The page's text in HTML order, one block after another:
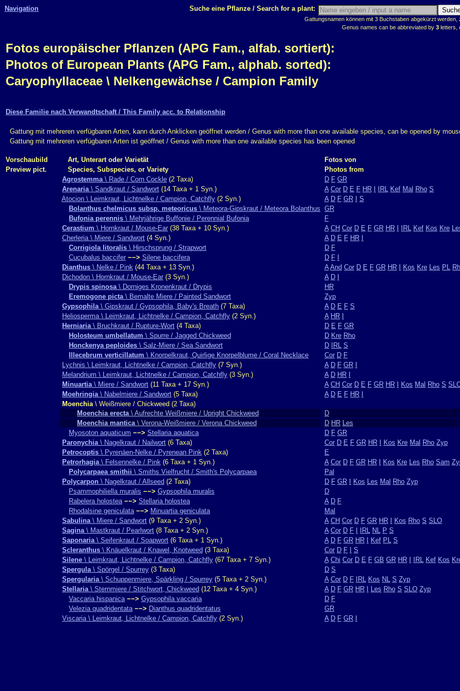
Navigation Suche eine Pflanze / Search for a plant:
Gattungsnamen können mit 3 Buchstaben abgekürzt werden,
Genus names can be abbreviated by 3 letters,
Fotos europäischer Pflanzen (APG Fam., alfab. sortiert):
Photos of European Plants (APG Fam., alphab. sorted):
Caryophyllaceae \ Nelkengewächse / Campion Family
Diese Familie nach Verwandtschaft / This Family acc. to Relationship
Gattung mit mehreren verfügbaren Arten, kann durch Anklicken geöffnet werden / Genus with more than one available species, can be opened by
Gattung mit mehreren verfügbaren Arten ist geöffnet / Genus with more than one available species has been opened
Vorschaubild Art, Unterart oder Varietät
Fotos von
Preview pict.
Species, Subspecies, or Variety
Photos from
Agrostemma\ Rade / Corn Cockle (2 Taxa) D F GR
Arenaria\ Sandkraut / Sandwort (14 Taxa + 1 Syn.) A Cor D E F HR IRL Kef Mal Rho S
Atocion \ Leimkraut, Lichtnelke / Campion, Catchfly (2 Syn.) A D F GR
S
Bolanthus chelmicus subsp. meteoricus \ Meteora-Gipskraut / Meteora Bolanthus GR
Bufonia perennis \ Mehrjährige Buffonie / Perennial Bufonia
F
Cerastium \ Hornkraut / Mouse-Ear (38 Taxa + 10 Syn.) A CH Cor D E F GR HR IRL Kef Kos Kre
Cherleria \ Miere / Sandwort (4 Syn.) A D E F HR
Corrigiola litoralis \ Hirschsprung / Strapwort D F
Cucubalus baccifer −−> Silene baccifera D F
Dianthus \ Nelke / Pink (44 Taxa + 13 Syn.) A And Cor D E F GR HR Kos Kre Les PL
Dichodon \ Hornkraut / Mouse-Ear (3 Syn.) A D
Drypis spinosa\ Dorniges Kronenkraut / Drypis
HR
Eremogone picta\ Bemalte Miere / Painted Sandwort
Zyp
Gypsophila\ Gipskraut / Gypsophila, Baby's Breath (7 Taxa) A D E F S
Heliosperma \ Leimkraut, Lichtnelke / Campion, Catchfly (2 Syn.) A HR
Herniaria\ Bruchkraut / Rupture-Wort (4 Taxa) D E F GR
Holosteum umbellatum \ Spurre / Jagged Chickweed D Kre Rho
Honckenya peploides \ Salz-Miere / Sea Sandwort D IRL S
Illecebrum verticillatum \ Knorpelkraut, Quirlige Knorpelblume / Coral Necklace Cor D F
Lychnis \ Leimkraut, Lichtnelke / Campion, Catchfly (7 Syn.) A D F GR
Melandrium \ Leimkraut, Lichtnelke / Campion, Catchfly (3 Syn.) A D HR
Minuartia\ Miere / Sandwort (11 Taxa + 17 Syn.) A CH Cor D E F GR HR Kos Mal Rho S
Moehringia\ Nabelmiere / Sandwort (5 Taxa) A D E F HR
Moenchia\ Weißmiere / Chickweed (2 Taxa)
Moenchia erecta\ Aufrechte Weißmiere / Upright Chickweed
D
Moenchia mantica\ Verona-Weißmiere / Verona Chickweed D HR Les
Myosoton aquaticum −−> Stellaria aquatica D F GR
Paronychia\ Nagelkraut / Nailwort (6 Taxa) Cor D E F GR HR Kos Kre Mal Rho Zyp
Petrocoptis \ Pyrenäen-Nelke / Pyrenean Pink (2 Taxa)
E
Petrorhagia\ Felsennelke / Pink (6 Taxa + 1 Syn.) A Cor D F GR HR Kos Kre Les Rho Sam
Polycarpaea smithii \ Smiths Vielfrucht / Smith's Polycarpaea
Pal
Polycarpon \ Nagelkraut / Allseed (2 Taxa) D F GR Kos Les Mal Rho Zyp
Psammophiliella muralis −−> Gypsophila muralis
D
Rabelera holostea −−> Stellaria holostea A D F
Rhodalsine geniculata −−> Minuartia geniculata
Mal
Sabulina\ Miere / Sandwort (9 Taxa + 2 Syn.) A CH Cor D F GR HR Kos Rho S SLO
Sagina\ Mastkraut / Pearlwort (8 Taxa + 2 Syn.) A Cor D F IRL NL P S
Saponaria\ Seifenkraut / Soapwort (6 Taxa + 1 Syn.) A D F GR HR Kef PL S
Scleranthus \ Knäuelkraut / Knawel, Knotweed (3 Taxa) Cor D F
S
Silene \ Leimkraut, Lichtnelke / Campion, Catchfly (67 Taxa + 7 Syn.) A Chi Cor D E F GB GR HR IRL Kef Kos
Spergula\ Spörgel / Spurrey (3 Taxa) D S
Spergularia\ Schuppenmiere, Spärkling / Spurrey (5 Taxa + 2 Syn.) A Cor D F IRL Kos NL S Zyp
Stellaria\ Sternmiere / Stitchwort, Chickweed (12 Taxa + 4 Syn.) A D F GR HR Les Rho S SLO Zyp
Vaccaria hispanica −−> Gypsophila vaccaria D F
Velezia quadridentata −−> Dianthus quadridentatus
GR
Viscaria \ Leimkraut, Lichtnelke / Campion, Catchfly (2 Syn.) A D F GR